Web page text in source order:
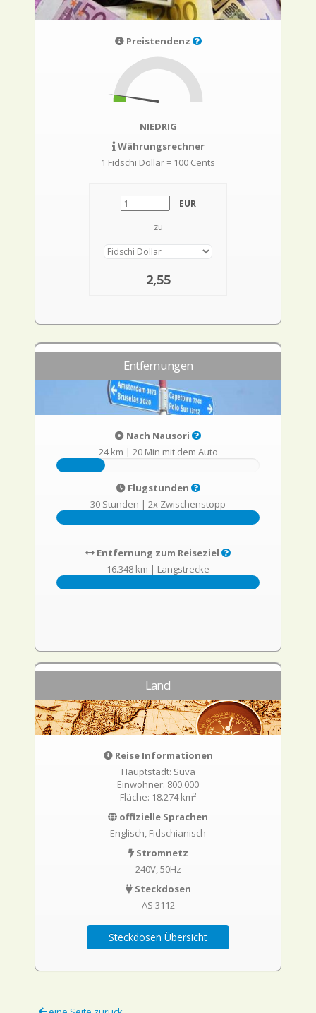
Preistendenz
NIEDRIG
Währungsrechner
1 Fidschi Dollar = 100 Cents
EUR
zu
2,55
Entfernungen
Nach Nausori
24 km | 20 Min mit dem Auto
Flugstunden
30 Stunden | 2x Zwischenstopp
Entfernung zum Reiseziel
16.348 km | Langstrecke
Land
Reise Informationen
Hauptstadt: Suva
Einwohner: 800.000
Fläche: 18.274 km²
offizielle Sprachen
Englisch, Fidschianisch
Stromnetz
240V, 50Hz
Steckdosen
AS 3112
Steckdosen Übersicht